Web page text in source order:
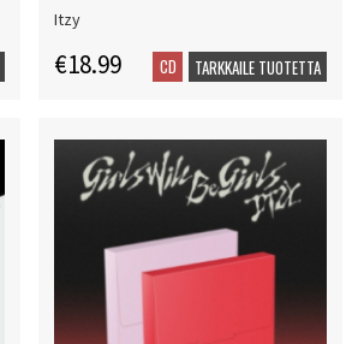
Itzy
€18.99 CD TARKKAILE TUOTETTA